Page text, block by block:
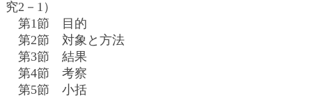
究2－1）
第1節 目的
第2節 対象と方法
第3節 結果
第4節 考察
第5節 小括